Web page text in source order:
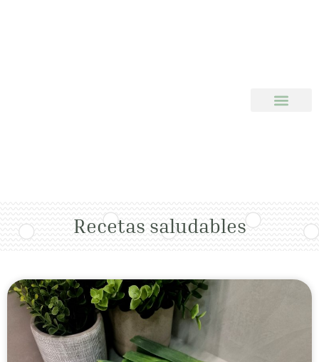
Recetas saludables